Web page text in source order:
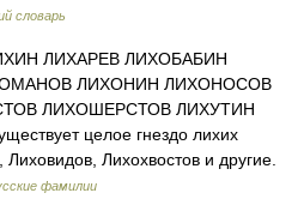
словарь
ЛИХАРЕВ ЛИХОБАБИН
ЛИХОНИН ЛИХОНОСОВ
ЛИХОШЕРСТОВ ЛИХУТИН
целое гнездо лихих
Лихохвостов и другие.
фамилии